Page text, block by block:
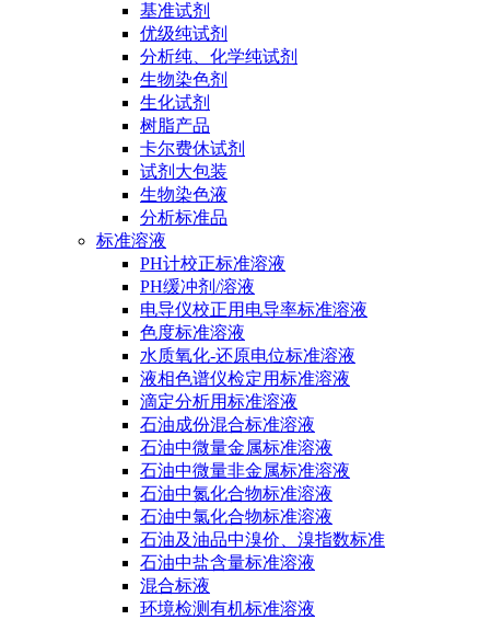
基准试剂
优级纯试剂
分析纯、化学纯试剂
生物染色剂
生化试剂
树脂产品
卡尔费休试剂
试剂大包装
生物染色液
分析标准品
标准溶液
PH计校正标准溶液
PH缓冲剂/溶液
电导仪校正用电导率标准溶液
色度标准溶液
水质氧化-还原电位标准溶液
液相色谱仪检定用标准溶液
滴定分析用标准溶液
石油成份混合标准溶液
石油中微量金属标准溶液
石油中微量非金属标准溶液
石油中氮化合物标准溶液
石油中氯化合物标准溶液
石油及油品中溴价、溴指数标准
石油中盐含量标准溶液
混合标液
环境检测有机标准溶液